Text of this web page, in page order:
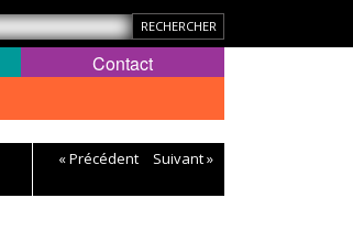
Contact
« Précédent Suivant »